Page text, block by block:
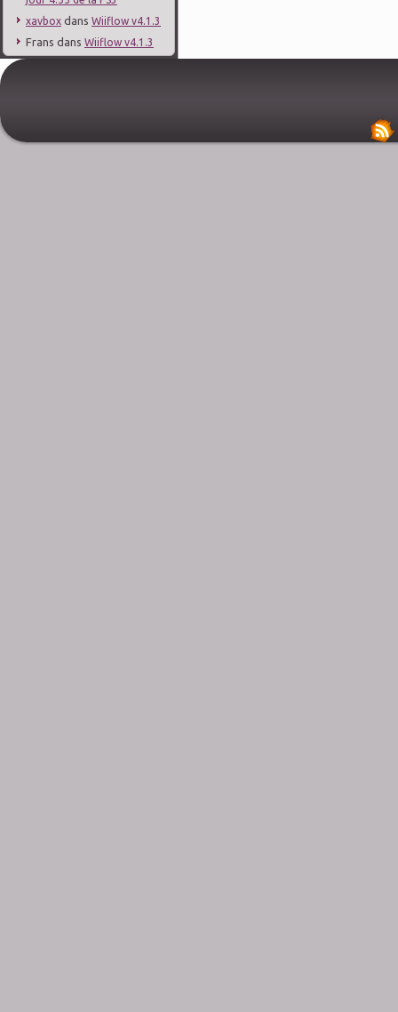
xavbox dans Wiiflow v4.1.3
Frans dans Wiiflow v4.1.3